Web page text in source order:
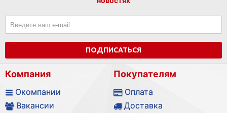
ПОДПИСАТЬСЯ
Компания
Окомпании
Вакансии
Покупателям
Оплата
Доставка